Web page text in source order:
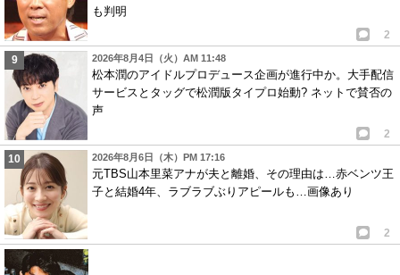
も判明
2
2026年8月4日（火）AM 11:48
松本潤のアイドルプロデュース企画が進行中か。大手配信
サービスとタッグで松潤版タイプロ始動? ネットで賛否の
声
2
2026年8月6日（木）PM 17:16
元TBS山本里菜アナが夫と離婚、その理由は…赤ベンツ王
子と結婚4年、ラブラブぶりアピールも…画像あり
2